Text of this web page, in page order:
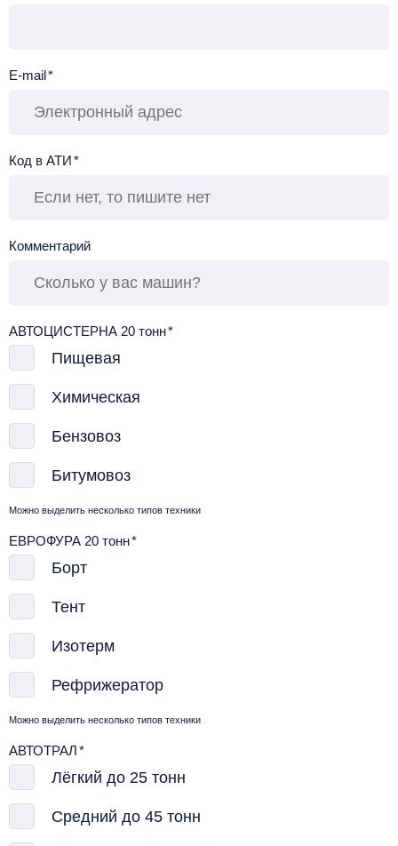
E-mail*
Код в АТИ*
Комментарий
АВТОЦИСТЕРНА 20 тонн*
Пищевая
Химическая
Бензовоз
Битумовоз
Можно выделить несколько типов техники
ЕВРОФУРА 20 тонн*
Борт
Тент
Изотерм
Рефрижератор
Можно выделить несколько типов техники
АВТОТРАЛ*
Лёгкий до 25 тонн
Средний до 45 тонн